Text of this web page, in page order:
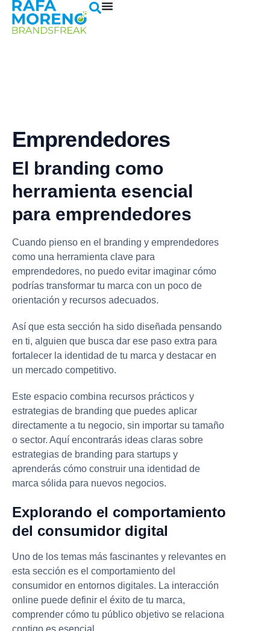
Emprendedores
El branding como
herramienta esencial
para emprendedores
Cuando pienso en el branding y emprendedores
como una herramienta clave para
emprendedores, no puedo evitar imaginar cómo
podrías transformar tu marca con un poco de
orientación y recursos adecuados.
Así que esta sección ha sido diseñada pensando
en ti, alguien que busca dar ese paso extra para
fortalecer la identidad de tu marca y destacar en
un mercado competitivo.
Este espacio combina recursos prácticos y
estrategias de branding que puedes aplicar
directamente a tu negocio, sin importar su tamaño
o sector. Aquí encontrarás ideas claras sobre
estrategias de branding para startups y
aprenderás cómo construir una identidad de
marca sólida para nuevos negocios.
Explorando el comportamiento
del consumidor digital
Uno de los temas más fascinantes y relevantes en
esta sección es el comportamiento del
consumidor en entornos digitales. La interacción
online puede definir el éxito de tu marca,
comprender cómo tu público objetivo se relaciona
contigo es esencial.